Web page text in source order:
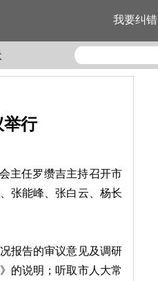
我要纠错
举行
主任罗缵吉主持召开市
张能峰、张白云、杨长
报告的审议意见及调研
的说明；听取市人大常